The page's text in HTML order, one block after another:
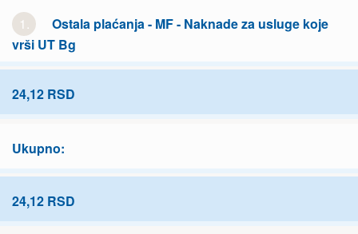
1.
Ostala plaćanja - MF - Naknade za usluge koje
vrši UT Bg
24,12 RSD
Ukupno:
24,12 RSD